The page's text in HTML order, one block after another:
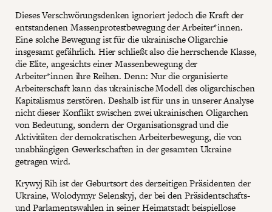
Dieses Verschwörungsdenken ignoriert jedoch die Kraft der
entstandenen Massenprotestbewegung der Arbeiter*innen.
Eine solche Bewegung ist für die ukrainische Oligarchie
insgesamt gefährlich. Hier schließt also die herrschende Klasse,
die Elite, angesichts einer Massenbewegung der
Arbeiter*innen ihre Reihen. Denn: Nur die organisierte
Arbeiterschaft kann das ukrainische Modell des oligarchischen
Kapitalismus zerstören. Deshalb ist für uns in unserer Analyse
nicht dieser Konflikt zwischen zwei ukrainischen Oligarchen
von Bedeutung, sondern der Organisationsgrad und die
Aktivitäten der demokratischen Arbeiterbewegung, die von
unabhängigen Gewerkschaften in der gesamten Ukraine
getragen wird.
Krywyj Rih ist der Geburtsort des derzeitigen Präsidenten der
Ukraine, Wolodymyr Selenskyj, der bei den Präsidentschafts-
und Parlamentswahlen in seiner Heimatstadt beispiellose